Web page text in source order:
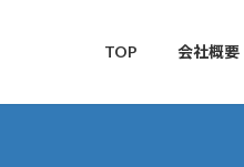
TOP 会社概要